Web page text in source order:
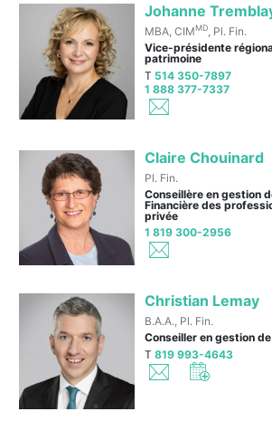
Johanne
MBA, CIMMD
, Pl. Fin.
Vice-présidente
patrimoine
T 514 350-7897
1 888 377-7337
Claire Chouinard
Pl. Fin.
Conseillère en gestion
Financière des
privée
1 819 300-2956
Christian Lemay
B.A.A., Pl. Fin.
Conseiller en gestion
T819 993-4643